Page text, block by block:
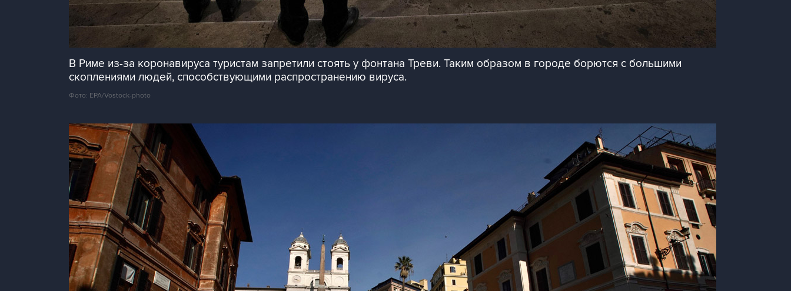
В Риме из-за коронавируса туристам запретили стоять у фонтана Треви. Таким образом в городе борются с большими
скоплениями людей, способствующими распространению вируса.
Фото: EPA/Vostock-photo